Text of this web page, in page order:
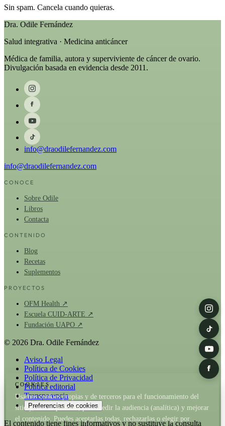
Sin spam. Cancela cuando quieras.
Dra. Odile Fernández
Salud integrativa · Medicina anticáncer
Médica de familia, autora y superviviente de cáncer de ovario.
Divulgación basada en evidencia desde 2011.
info@draodilefernandez.com
info@draodilefernandez.com
CONOCE
Sobre Odile
Libros
Contacta
CONTENIDO
Blog
Recetas
Suplementos
PROYECTOS
OFM Health ↗
Escuela CUID-ARTE ↗
Fundación UAPO ↗
© 2026 Dra. Odile Fernández
Aviso Legal
Política de Cookies
Política de Privacidad
Política editorial
Transparencia
Preferencias de cookies
El contenido tiene fines informativos y no sustituye la consulta
COOKIES
Usamos cookies propias y de terceros para el funcionamiento del
sitio y, con tu permiso, para medir la audiencia (analítica) y mejorar
el contenido. Puedes aceptarlas todas, rechazarlas o elegir por